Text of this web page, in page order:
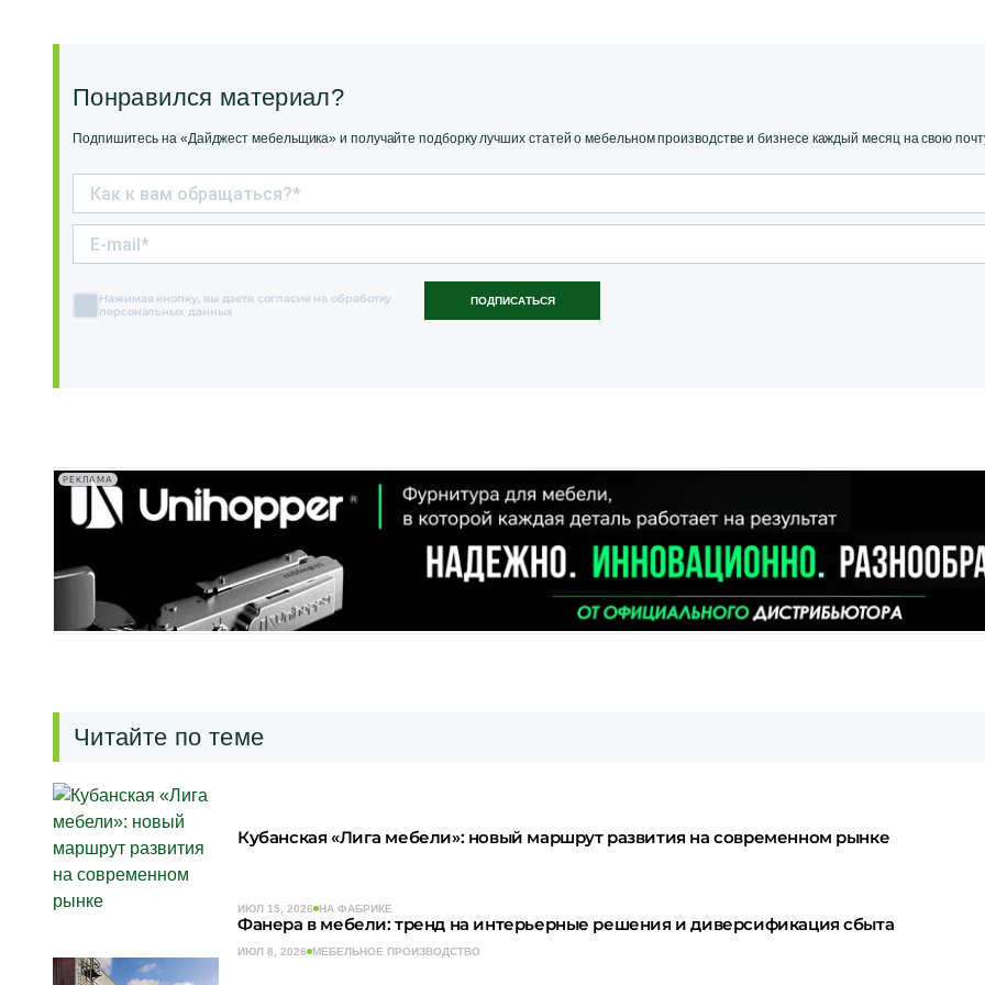
Понравился материал?
Подпишитесь на «Дайджест мебельщика» и получайте подборку лучших статей о мебельном производстве и бизнесе каждый месяц на свою
ПОДПИСАТЬСЯ
Нажимая кнопку, вы даете согласие на обработку
персональных данных
РЕКЛАМА
Читайте по теме
Кубанская «Лига мебели»: новый маршрут развития на современном рынке
ИЮЛ 15, 2026 НА ФАБРИКЕ
Фанера в мебели: тренд на интерьерные решения и диверсификация сбыта
ИЮЛ 8, 2026 МЕБЕЛЬНОЕ ПРОИЗВОДСТВО